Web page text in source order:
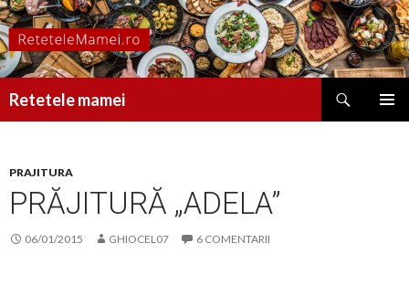
Retetele mamei
PRAJITURA
PRĂJITURĂ „ADELA”
06/01/2015 GHIOCEL07 6 COMENTARII